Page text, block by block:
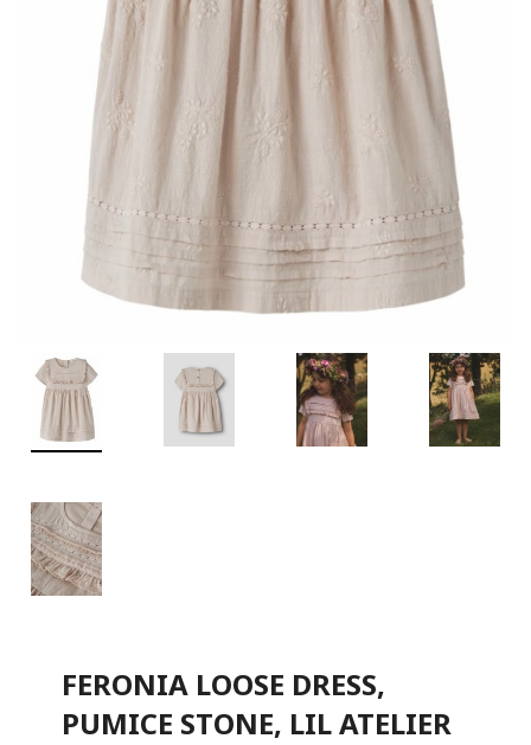
FERONIA LOOSE DRESS,
PUMICE STONE, LIL ATELIER